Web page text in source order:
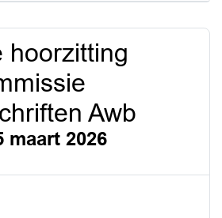
hoorzitting
Awb
maart 2026